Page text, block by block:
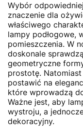
Wybór
znaczenie dla
właściwego
lampy podłogowe,
pomieszczenia. W
doskonale
geometryczne
prostotę.
postawić na
które wprowadzą
Ważne jest, aby
wystroju, a
dekoracyjny.